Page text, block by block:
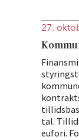
27.
tal.
eufori.